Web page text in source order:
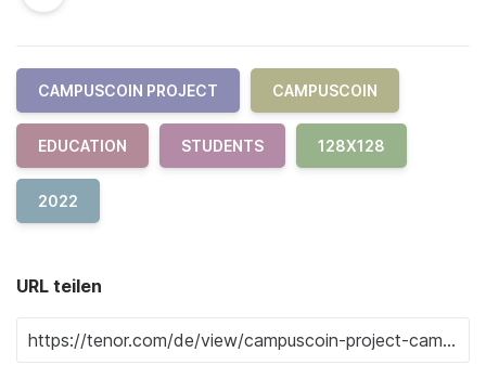
CAMPUSCOIN PROJECT CAMPUSCOIN
EDUCATION STUDENTS 128X128
2022
URL teilen